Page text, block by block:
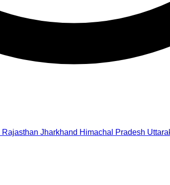
Rajasthan Jharkhand Himachal Pradesh